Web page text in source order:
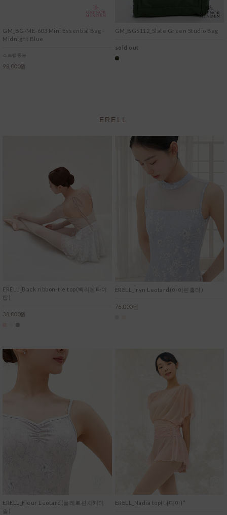
GM_BG-ME-603 Mini Essential Bag -
Midnight Blue
스트랩동봉
98,000원
GM_BGS112_Slate Green Studio Bag
sold out
ERELL
ERELL_Back ribbon-tie top(백리본타이
탑)
38,000원
ERELL_Iryn Leotard(아이린홀터)
76,000원
ERELL_Fleur Leotard(플레르핀치캐미
솔)
ERELL_Nadia top(나디아)*